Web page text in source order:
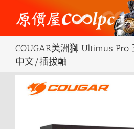
content
COUGAR美洲獅 Ultimus
中文/插拔軸
View
Larger